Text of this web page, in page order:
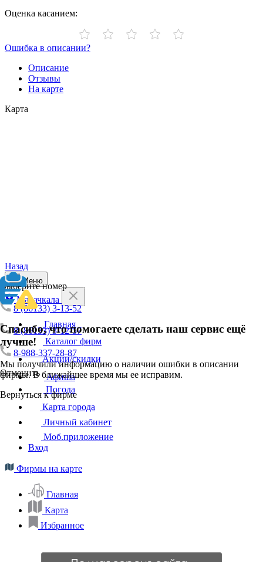
Оценка касанием:
Ошибка в описании?
Описание
Отзывы
На карте
Карта
Назад
Выберите номер
8 (86133) 3-13-52
8 (86133) 3-12-57
8-988-337-28-87
Отменить
Спасибо, что помогаете сделать наш сервис ещё
лучше!
Мы получили информацию о наличии ошибки в описании
фирмы. В ближайшее время мы ее исправим.
Вернуться к фирме
Меню
Махачкала
Главная
Каталог фирм
Акции/скидки
Афиша
Погода
Карта города
Личный кабинет
Моб.приложение
Вход
Фирмы на карте
Главная
Карта
Избранное